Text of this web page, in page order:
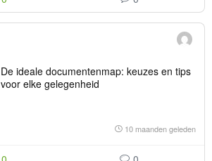
De ideale documentenmap: keuzes en tips
voor elke gelegenheid
10 maanden geleden